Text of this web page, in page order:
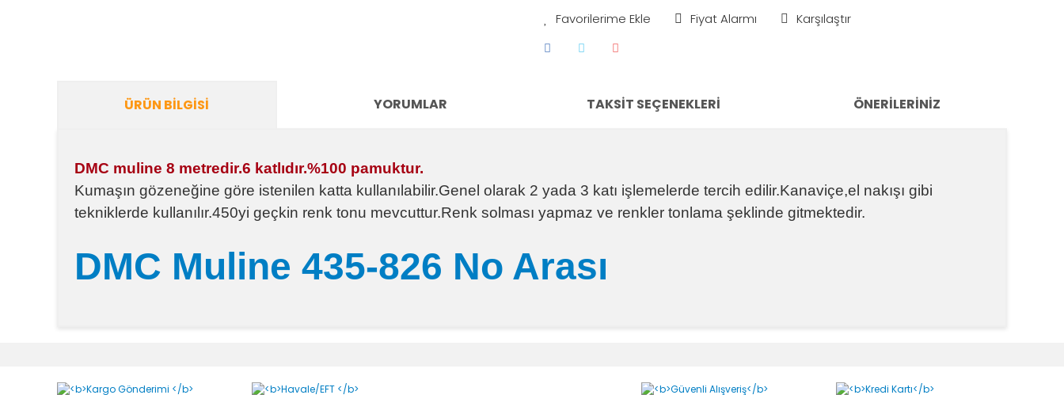
Fiyat Alarmı Karşılaştır
ÜRÜN BILGISI YORUMLAR TAKSIT SEÇENEKLERI ÖNERILERINIZ
DMC muline 8 metredir.6 katlıdır.%100 pamuktur.
Kumaşın gözeneğine göre istenilen katta kullanılabilir.Genel olarak 2 yada 3 katı işlemelerde tercih edilir.Kanaviçe,el nakışı gibi
tekniklerde kullanılır.450yi geçkin renk tonu mevcuttur.Renk solması yapmaz ve renkler tonlama şeklinde gitmektedir.
DMC Muline 435-826 No Arası
Ürün resmi kalitesiz, bozuk veya görüntülenemiyor.